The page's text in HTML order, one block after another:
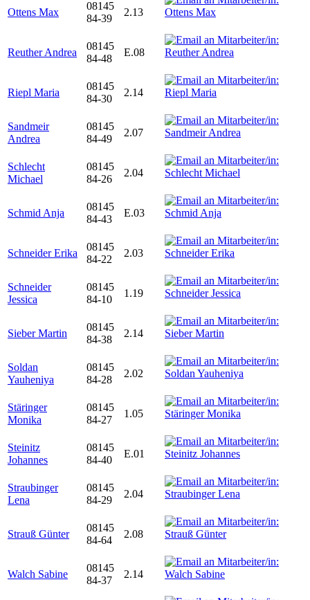
Ottens Max
08145
84-39
2.13
Reuther Andrea
08145
84-48
E.08
Riepl Maria
08145
84-30
2.14
Sandmeir
Andrea
08145
84-49
2.07
Schlecht
Michael
08145
84-26
2.04
Schmid Anja
08145
84-43
E.03
Schneider Erika
08145
84-22
2.03
Schneider
Jessica
08145
84-10
1.19
Sieber Martin
08145
84-38
2.14
Soldan
Yauheniya
08145
84-28
2.02
Stäringer
Monika
08145
84-27
1.05
Steinitz
Johannes
08145
84-40
E.01
Straubinger
Lena
08145
84-29
2.04
Strauß Günter
08145
84-64
2.08
Walch Sabine
08145
84-37
2.14